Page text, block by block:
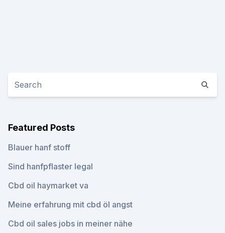
Featured Posts
Blauer hanf stoff
Sind hanfpflaster legal
Cbd oil haymarket va
Meine erfahrung mit cbd öl angst
Cbd oil sales jobs in meiner nähe